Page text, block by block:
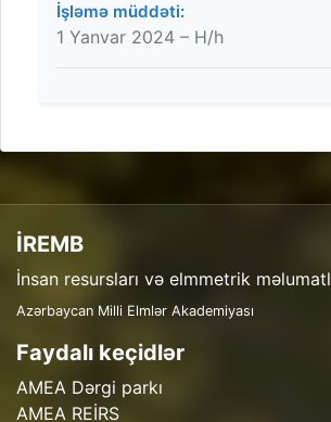
İşləmə müddəti:
1 Yanvar 2024 – H/h
İREMB
İnsan resursları və elmmetrik
Azərbaycan Milli Elmlər Akademiyası
Faydalı keçidlər
AMEA Dərgi parkı
AMEA REİRS